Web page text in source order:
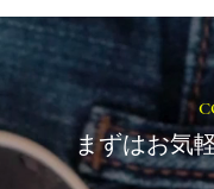
まずはお気